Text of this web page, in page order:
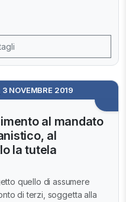
3 NOVEMBRE 2019
al mandato
al
la tutela
quello di assumere
di terzi, soggetta alla